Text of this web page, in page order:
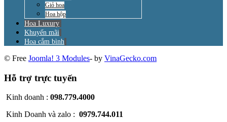
Giỏ hoa
Hoa hộp
Hoa Luxury
Khuyến mãi
Hoa cắm bình
© Free Joomla! 3 Modules- by VinaGecko.com
Hỗ trợ trực tuyến
Kinh doanh : 098.779.4000
Kinh Doanh và zalo : 0979.744.011